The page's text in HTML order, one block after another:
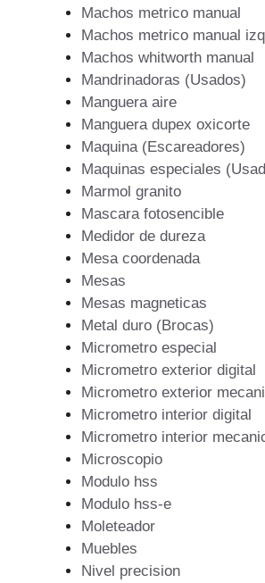
Machos metrico manual
Machos metrico manual
Machos whitworth manual
Mandrinadoras (Usados)
Manguera aire
Manguera dupex oxicorte
Maquina (Escareadores)
Maquinas especiales
Marmol granito
Mascara fotosencible
Medidor de dureza
Mesa coordenada
Mesas
Mesas magneticas
Metal duro (Brocas)
Micrometro especial
Micrometro exterior digital
Micrometro exterior
Micrometro interior digital
Micrometro interior
Microscopio
Modulo hss
Modulo hss-e
Moleteador
Muebles
Nivel precision